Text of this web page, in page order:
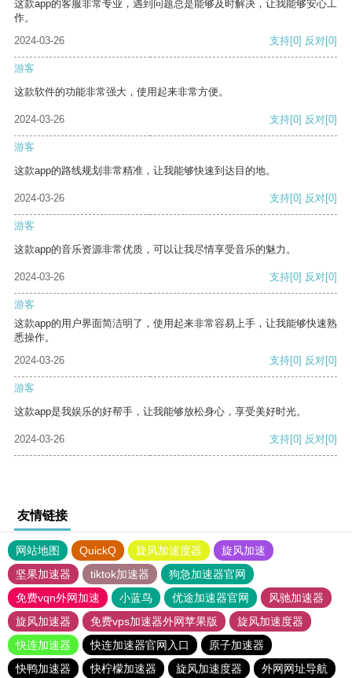
这款app的客服非常专业，遇到问题总是能够及时解决，让我能够安心工
作。
2024-03-26
支持[0] 反对[0]
游客
这款软件的功能非常强大，使用起来非常方便。
2024-03-26 支持[0] 反对[0]
游客
这款app的路线规划非常精准，让我能够快速到达目的地。
2024-03-26 支持[0] 反对[0]
游客
这款app的音乐资源非常优质，可以让我尽情享受音乐的魅力。
2024-03-26 支持[0] 反对[0]
游客
这款app的用户界面简洁明了，使用起来非常容易上手，让我能够快速熟
悉操作。
2024-03-26
支持[0] 反对[0]
游客
这款app是我娱乐的好帮手，让我能够放松身心，享受美好时光。
2024-03-26 支持[0] 反对[0]
友情链接
网站地图 QuickQ 旋风加速度器
旋风加速
坚果加速器
tiktok加速器
狗急加速器官网
免费vqn外网加速
小蓝鸟 优途加速器官网
风驰加速器
旋风加速器
免费vps加速器外网苹果版
旋风加速度器
快连加速器
快连加速器官网入口
原子加速器
快鸭加速器
快柠檬加速器 旋风加速度器 外网网址导航